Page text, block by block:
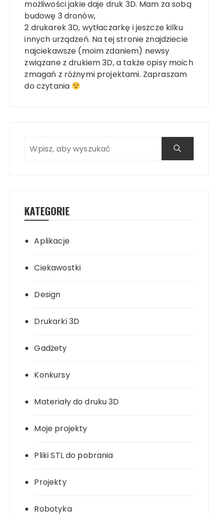
możliwości jakie daje druk 3D. Mam za sobą
budowę 3 dronów,
2 drukarek 3D, wytłaczarkę i jeszcze kilku
innych urządzeń. Na tej stronie znajdziecie
najciekawsze (moim zdaniem) newsy
związane z drukiem 3D, a także opisy moich
zmagań z różnymi projektami. Zapraszam
do czytania
KATEGORIE
Aplikacje
Ciekawostki
Design
Drukarki 3D
Gadżety
Konkursy
Materiały do druku 3D
Moje projekty
Pliki STL do pobrania
Projekty
Robotyka